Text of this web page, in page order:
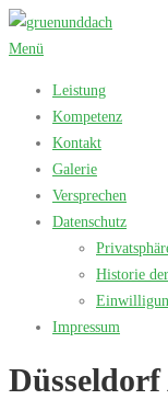
Zum
Inhalt
Menü
Leistung
Kompetenz
Kontakt
Galerie
Versprechen
Datenschutz
Historie
Impressum